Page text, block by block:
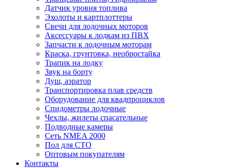
Датчик уровня топлива
Эхолоты и картплоттеры
Cвечи для лодочных моторов
Аксессуары к лодкам из ПВХ
Запчасти к лодочным моторам
Краска, грунтовка, необростайка
Трапик на лодку
Звук на борту
Душ, аэратор
Транспортировка плав средств
Оборудование для квадпроциклов
Спидометры лодочные
Чехлы, жилеты спасательные
Подводные камеры
Сеть NMEA 2000
Пол для СТО
Оптовым покупателям
Контакты